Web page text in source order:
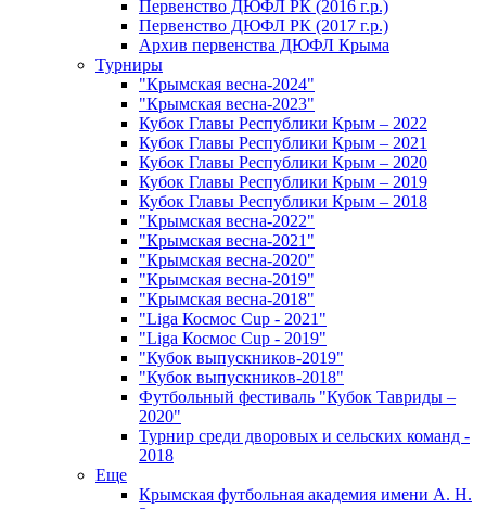
Первенство ДЮФЛ РК (2016 г.р.)
Первенство ДЮФЛ РК (2017 г.р.)
Архив первенства ДЮФЛ Крыма
Турниры
"Крымская весна-2024"
"Крымская весна-2023"
Кубок Главы Республики Крым – 2022
Кубок Главы Республики Крым – 2021
Кубок Главы Республики Крым – 2020
Кубок Главы Республики Крым – 2019
Кубок Главы Республики Крым – 2018
"Крымская весна-2022"
"Крымская весна-2021"
"Крымская весна-2020"
"Крымская весна-2019"
"Крымская весна-2018"
"Liga Космос Cup - 2021"
"Liga Космос Cup - 2019"
"Кубок выпускников-2019"
"Кубок выпускников-2018"
Футбольный фестиваль "Кубок Тавриды –
2020"
Турнир среди дворовых и сельских команд -
2018
Еще
Крымская футбольная академия имени А. Н.